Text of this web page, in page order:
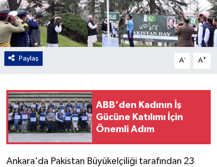
Paylaş A- A+
ABB'den Kadının İş
Gücüne Katılımı İçin
Önemli Adım
Ankara'da Pakistan Büyükelçiliği tarafından 23